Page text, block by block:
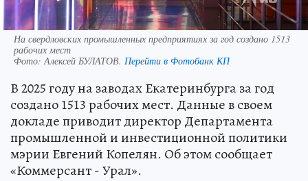
На свердловских промышленных предприятиях за год создано 1513
рабочих мест
Фото:Алексей БУЛАТОВ. Перейти в Фотобанк КП
В 2025 году на заводах Екатеринбурга за год
создано 1513 рабочих мест. Данные в своем
докладе приводит директор Департамента
промышленной и инвестиционной политики
мэрии Евгений Копелян. Об этом сообщает
«Коммерсант - Урал».